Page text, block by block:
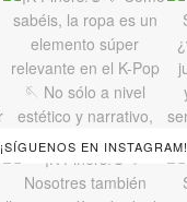
¡SÍGUENOS EN INSTAGRAM!